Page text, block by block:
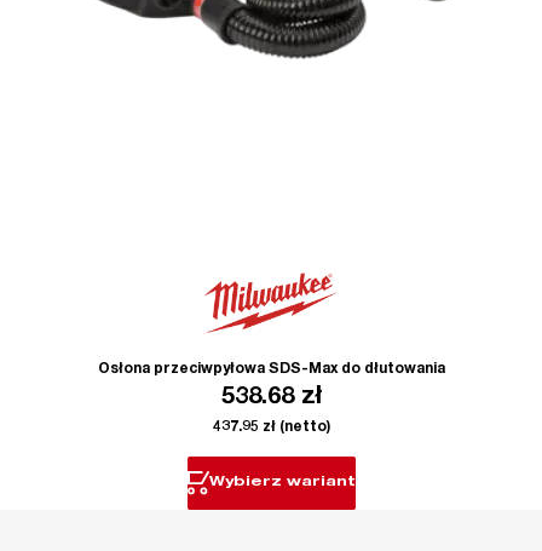
Osłona przeciwpyłowa SDS-Max do dłutowania
538.68 zł
437.95 zł(netto)
Wybierz wariant